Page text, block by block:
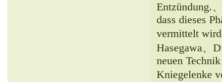
Entzündung.
dass dieses
vermittelt
Hasegawa、
neuen
Kniegelenke